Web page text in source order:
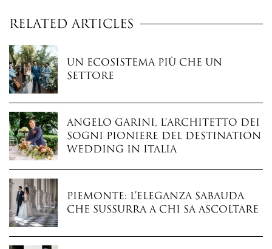
Related Articles
Un ecosistema più che un
settore
Angelo Garini, l’architetto dei
sogni pioniere del destination
wedding in Italia
Piemonte: l’eleganza sabauda
che sussurra a chi sa ascoltare